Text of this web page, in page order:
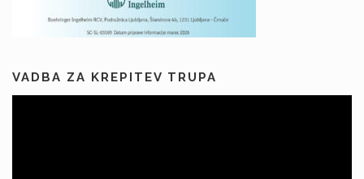
VADBA ZA KREPITEV TRUPA